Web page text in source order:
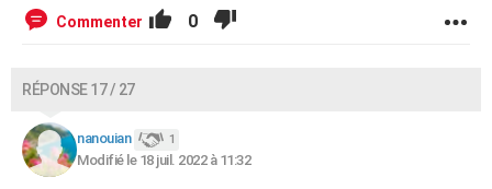
Commenter 0
RÉPONSE 17 / 27
nanouian 1
Modifié le 18 juil. 2022 à 11:32